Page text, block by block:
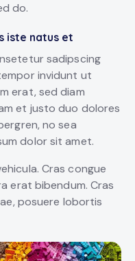
do.
iste natus et
sadipscing
invidunt ut
erat, sed diam
et justo duo dolores
no sea
dolor sit amet.
Cras congue
erat bibendum. Cras
posuere lobortis